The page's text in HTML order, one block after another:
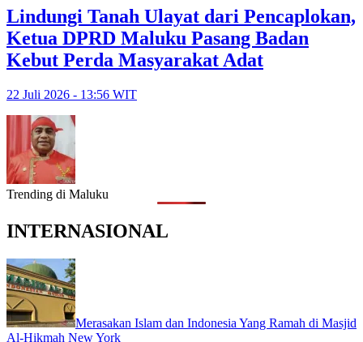
Lindungi Tanah Ulayat dari Pencaplokan,
Ketua DPRD Maluku Pasang Badan
Kebut Perda Masyarakat Adat
22 Juli 2026 - 13:56 WIT
Trending di Maluku
INTERNASIONAL
Merasakan Islam dan Indonesia Yang Ramah di Masjid
Al-Hikmah New York